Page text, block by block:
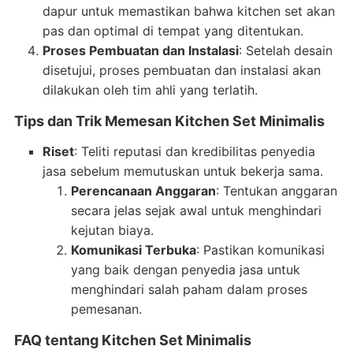
dapur untuk memastikan bahwa kitchen set akan
pas dan optimal di tempat yang ditentukan.
Proses Pembuatan dan Instalasi: Setelah desain
disetujui, proses pembuatan dan instalasi akan
dilakukan oleh tim ahli yang terlatih.
Tips dan Trik Memesan Kitchen Set Minimalis
Riset: Teliti reputasi dan kredibilitas penyedia
jasa sebelum memutuskan untuk bekerja sama.
Perencanaan Anggaran: Tentukan anggaran
secara jelas sejak awal untuk menghindari
kejutan biaya.
Komunikasi Terbuka: Pastikan komunikasi
yang baik dengan penyedia jasa untuk
menghindari salah paham dalam proses
pemesanan.
FAQ tentang Kitchen Set Minimalis